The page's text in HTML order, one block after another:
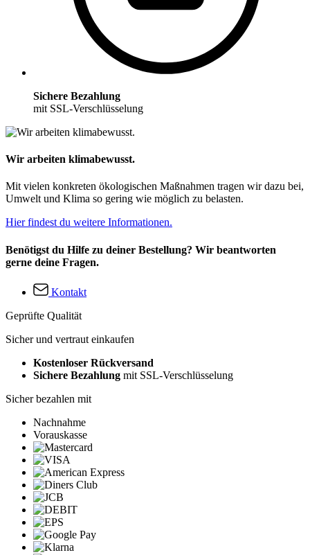
Sichere Bezahlung
mit SSL-Verschlüsselung
Wir arbeiten klimabewusst.
Mit vielen konkreten ökologischen Maßnahmen tragen wir dazu bei,
Umwelt und Klima so gering wie möglich zu belasten.
Hier findest du weitere Informationen.
Benötigst du Hilfe zu deiner Bestellung? Wir beantworten
gerne deine Fragen.
Kontakt
Geprüfte Qualität
Sicher und vertraut einkaufen
Kostenloser Rückversand
Sichere Bezahlung mit SSL-Verschlüsselung
Sicher bezahlen mit
Nachnahme
Vorauskasse